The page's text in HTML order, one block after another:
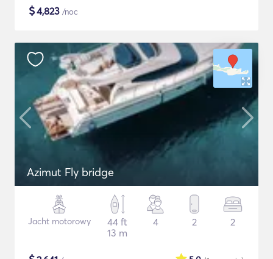
$4,823 /noc
Azimut Fly bridge
Jacht motorowy
44 ft
13 m
4 2 2